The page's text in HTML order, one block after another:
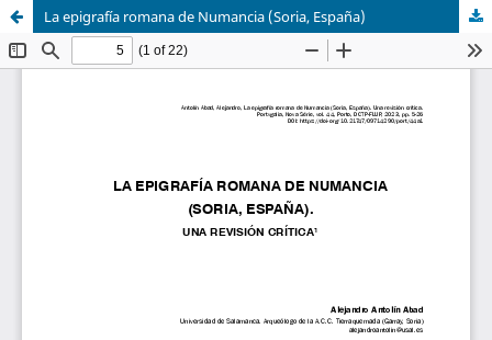
La epigrafía romana de Numancia (Soria, España)